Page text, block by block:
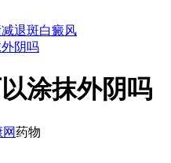
退斑白癜风
阴吗
涂抹外阴吗
药物